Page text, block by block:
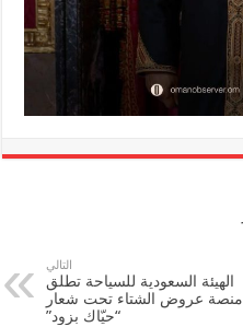
التالي
الهيئة السعودية للسياحة تطلق
منصة عروض الشتاء تحت شعار
“حيّاك بزود”